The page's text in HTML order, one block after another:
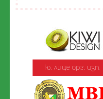
ю. лице орг. изп.